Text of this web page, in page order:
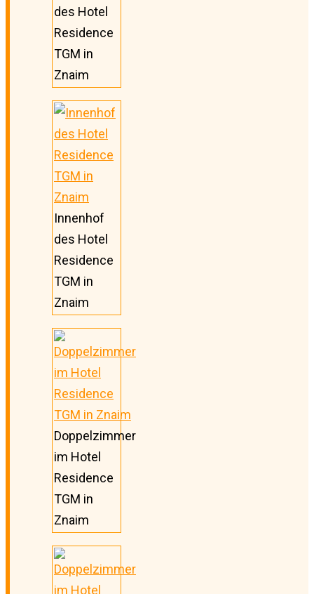
des Hotel
Residence
TGM in
Znaim
Innenhof
des Hotel
Residence
TGM in
Znaim
Doppelzimmer
im Hotel
Residence
TGM in
Znaim